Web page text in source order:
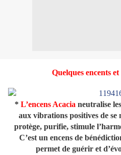
Quelques encents
* L’encens Acacia neutralise
aux vibrations positives de
protège, purifie, stimule
C’est un encens de
permet de guérir et